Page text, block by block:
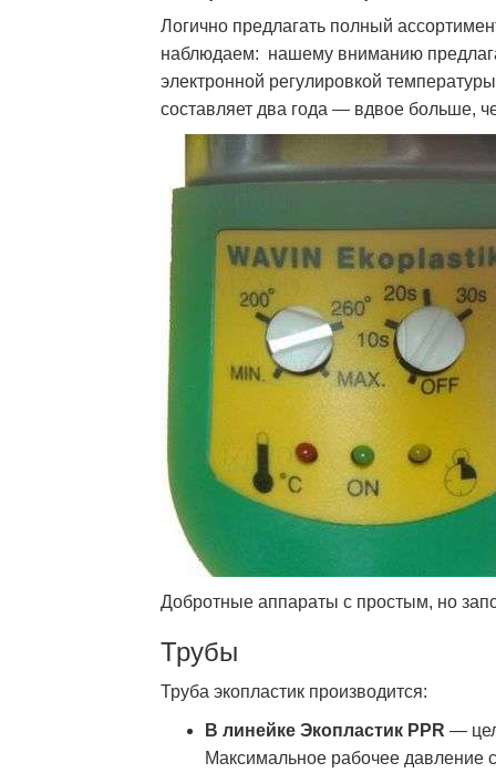
Логично предлагать полный
наблюдаем: нашему вниманию
электронной регулировкой
составляет два года — вдвое больше,
Добротные аппараты с простым, но
Трубы
Труба экопластик производится:
В линейке Экопластик PPR —
Максимальное рабочее давление